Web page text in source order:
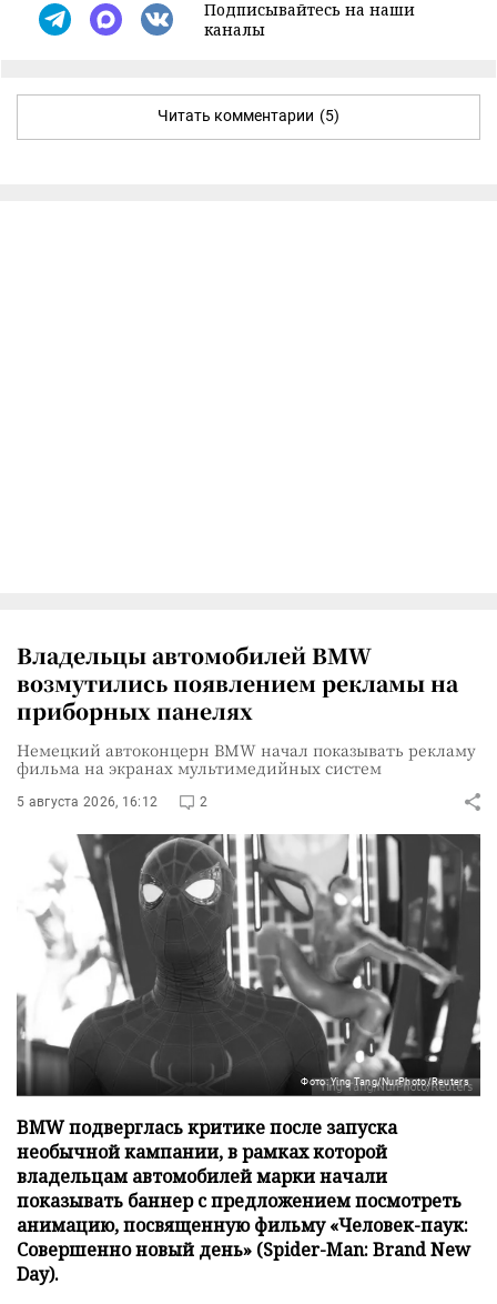
Подписывайтесь на наши
каналы
Читать комментарии (5)
Владельцы автомобилей BMW
возмутились появлением рекламы на
приборных панелях
Немецкий автоконцерн BMW начал показывать рекламу
фильма на экранах мультимедийных систем
5 августа 2026, 16:12 2
Фото: Ying Tang/NurPhoto/Reuters
BMW подверглась критике после запуска
необычной кампании, в рамках которой
владельцам автомобилей марки начали
показывать баннер с предложением посмотреть
анимацию, посвященную фильму «Человек-паук:
Совершенно новый день» (Spider-Man: Brand New
Day).